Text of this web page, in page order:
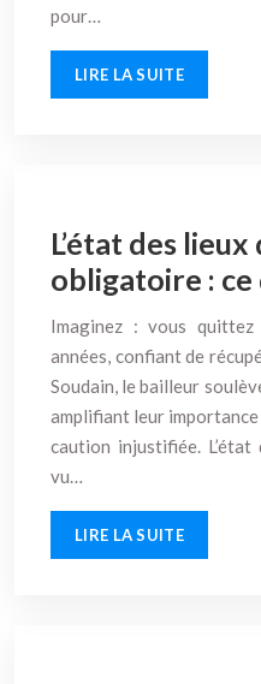
pour…
LIRE LA SUITE
L’état des
obligatoire : ce
Imaginez : vous
années, confiant de
Soudain, le bailleur
amplifiant leur
caution injustifiée.
vu…
LIRE LA SUITE